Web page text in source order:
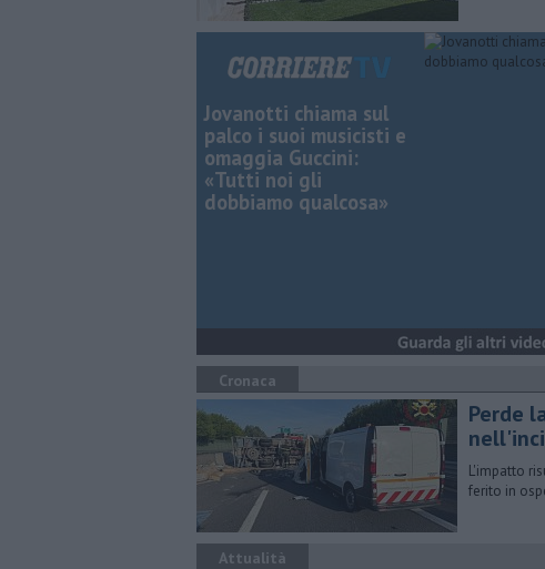
Jovanotti chiama sul
palco i suoi musicisti e
omaggia Guccini:
«Tutti noi gli
dobbiamo qualcosa»
Cronaca
Perde
L'impatto
ferito in
Attualità